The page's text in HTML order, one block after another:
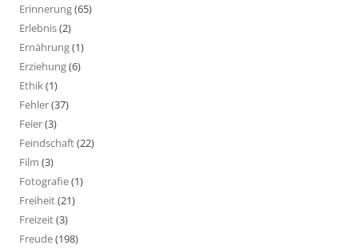
Erinnerung(65)
Erlebnis(2)
Ernährung(1)
Erziehung(6)
Ethik(1)
Fehler(37)
Feier(3)
Feindschaft(22)
Film (3)
Fotografie(1)
Freiheit(21)
Freizeit(3)
Freude(198)